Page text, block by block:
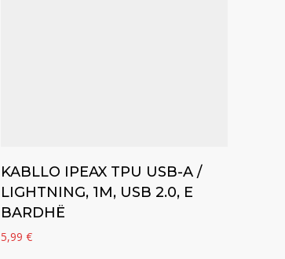
Add to cart
KABLLO IPEAX TPU USB-A /
LIGHTNING, 1M, USB 2.0, E
BARDHË
5,99€